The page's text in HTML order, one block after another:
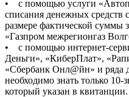
• с помощью услуги
списания денежных средств
размере фактической суммы
«Газпром межрегионгаз
• с помощью интернет-
Деньги», «КиберПлат»,
«Сбербанк Онл@йн» и ряда
необходимо знать только
который указан в квитанции.